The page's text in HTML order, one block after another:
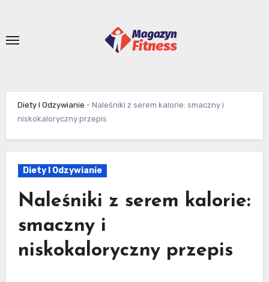
content
Diety I Odzywianie -Naleśniki z serem kalorie: smaczny i
niskokaloryczny przepis
Diety I Odzywianie
Naleśniki z serem kalorie:
smaczny i
niskokaloryczny przepis